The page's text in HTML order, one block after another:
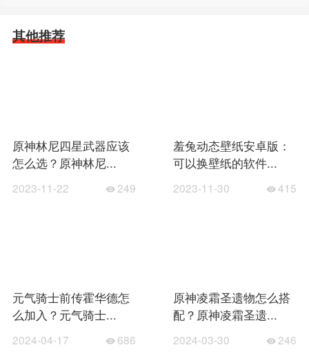
其他推荐
原神林尼四星武器应该
怎么选？原神林尼...
2023-11-22 249
羞兔动态壁纸安卓版：
可以换壁纸的软件...
2023-11-30 415
元气骑士前传霍华德怎
么加入？元气骑士...
2024-04-17 686
原神凌霜圣遗物怎么搭
配？原神凌霜圣遗...
2024-03-30 246